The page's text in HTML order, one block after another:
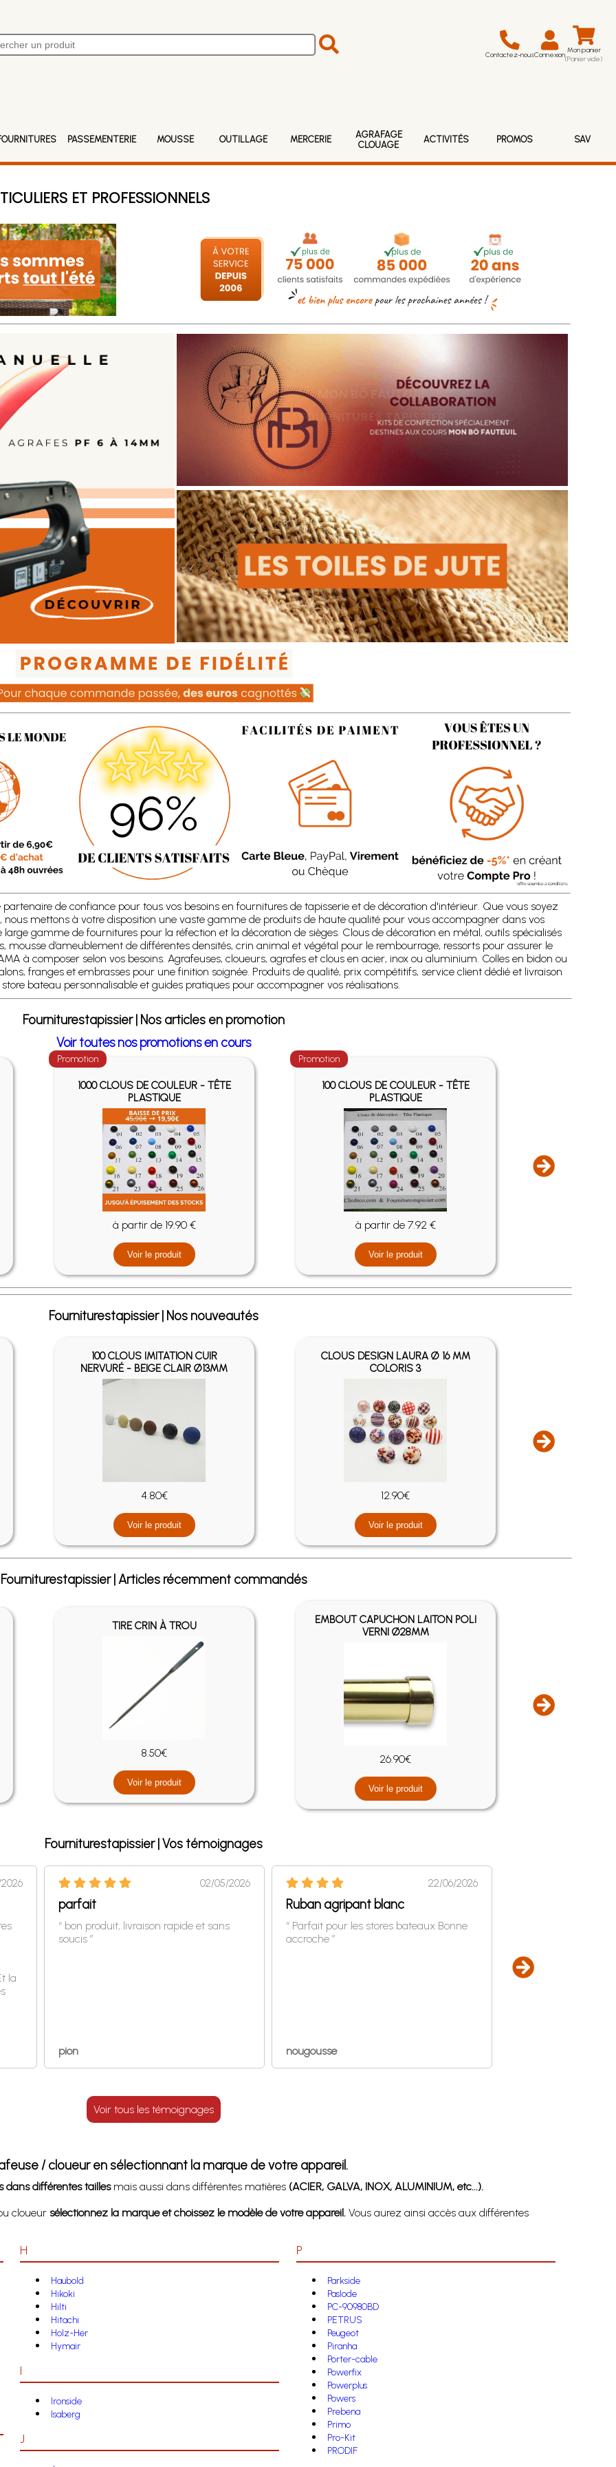
Contactez-nousConnexion Mon panier
(Panier vide)
PASSEMENTERIE MOUSSE OUTILLAGE MERCERIE
AGRAFAGE
CLOUAGE
ACTIVITÉS PROMOS SAV
ET PROFESSIONNELS
de confiance pour tous vos besoins en fournitures de tapisserie et de décoration d'intérieur. Que vous soyez
mettons à votre disposition une vaste gamme de produits de haute qualité pour vous accompagner dans vos
gamme de fournitures pour la réfection et la décoration de sièges. Clous de décoration en métal, outils spécialisés
d’ameublement de différentes densités, crin animal et végétal pour le rembourrage, ressorts pour assurer le
à composer selon vos besoins. Agrafeuses, cloueurs, agrafes et clous en acier, inox ou aluminium. Colles en bidon ou
franges et embrasses pour une finition soignée. Produits de qualité, prix compétitifs, service client dédié et livraison
bateau personnalisable et guides pratiques pour accompagner vos réalisations.
Fourniturestapissier | Nos articles en promotion
Voir toutes nos promotions en cours
1000 CLOUS DE COULEUR - TÊTE
PLASTIQUE
Promotion
à partir de 19.90 €
Voir le produit
100 CLOUS DE COULEUR - TÊTE
PLASTIQUE
Promotion
à partir de 7.92 €
Voir le produit
Fourniturestapissier | Nos nouveautés
100 CLOUS IMITATION CUIR
NERVURÉ - BEIGE CLAIR Ø13MM
4.80€
Voir le produit
CLOUS DESIGN LAURA Ø 16 MM
COLORIS 3
12.90€
Voir le produit
Fourniturestapissier | Articles récemment commandés
TIRE CRIN À TROU
8.50€
Voir le produit
EMBOUT CAPUCHON LAITON POLI
VERNI Ø28MM
26.90€
Voir le produit
Fourniturestapissier | Vos témoignages
la
02/05/2026
parfait
“ bon produit, livraison rapide et sans
soucis ”
pion
22/06/2026
Ruban agripant blanc
“ Parfait pour les stores bateaux Bonne
accroche ”
nougousse
Voir tous les témoignages
/ cloueur en sélectionnant la marque de votre appareil.
dans différentes taillesmais aussi dans différentes matières (ACIER, GALVA, INOX, ALUMINIUM, etc...).
cloueur sélectionnez la marque et choissez le modèle de votre appareil.Vous aurez ainsi accès aux différentes
H
Haubold
Hikoki
Hilti
Hitachi
Holz-Her
Hymair
I
Ironside
Isaberg
J
P
Parkside
Paslode
PC-90980BD
PETRUS
Peugeot
Piranha
Porter-cable
Powerfix
Powerplus
Powers
Prebena
Primo
Pro-Kit
PRODIF